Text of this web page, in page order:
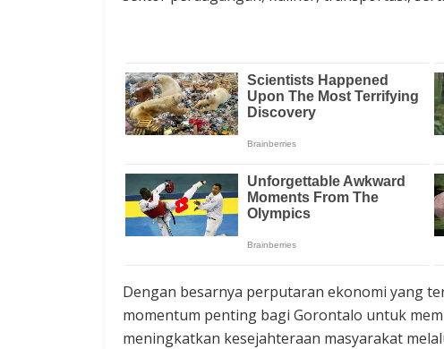
Dengan besarnya perputaran ekonomi yang
momentum penting bagi Gorontalo untuk
meningkatkan kesejahteraan masyarakat